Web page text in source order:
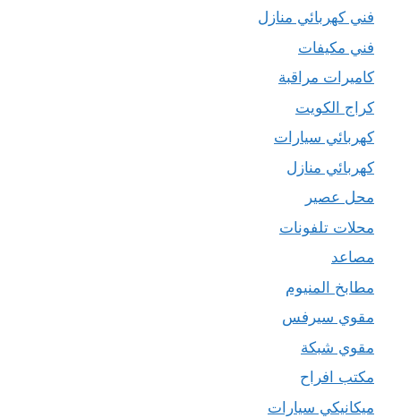
فني كهربائي منازل
فني مكيفات
كاميرات مراقبة
كراج الكويت
كهربائي سيارات
كهربائي منازل
محل عصير
محلات تلفونات
مصاعد
مطابخ المنيوم
مقوي سيرفس
مقوي شبكة
مكتب افراح
ميكانيكي سيارات